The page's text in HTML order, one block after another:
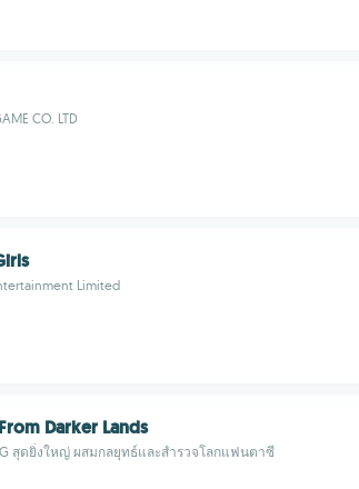
CO. LTD
Limited
Darker Lands
สุดยิ่งใหญ่ ผสมกลยุทธ์และสำรวจโลกแฟนตาซี